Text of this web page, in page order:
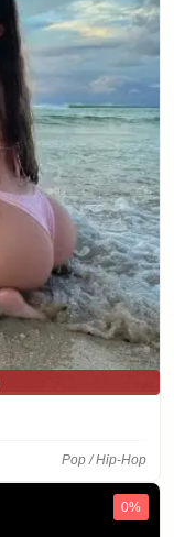
Pop / Hip-Hop
0%